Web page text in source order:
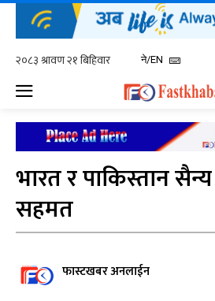
ने/EN
भारत र पाकिस्तान
सहमत
फास्टखबर अनलाईन